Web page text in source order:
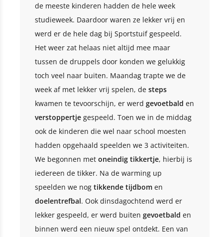
de meeste kinderen hadden de hele week
studieweek. Daardoor waren ze lekker vrij en
werd er de hele dag bij Sportstuif gespeeld.
Het weer zat helaas niet altijd mee maar
tussen de druppels door konden we gelukkig
toch veel naar buiten. Maandag trapte we de
week af met lekker vrij spelen, de steps
kwamen te tevoorschijn, er werd gevoetbald en
verstoppertje gespeeld. Toen we in de middag
ook de kinderen die wel naar school moesten
hadden opgehaald speelden we 3 activiteiten.
We begonnen met oneindig tikkertje, hierbij is
iedereen de tikker. Na de warming up
speelden we nog tikkende tijdbom en
doelentrefbal. Ook dinsdagochtend werd er
lekker gespeeld, er werd buiten gevoetbald en
binnen werd een nieuw spel ontdekt. Een van